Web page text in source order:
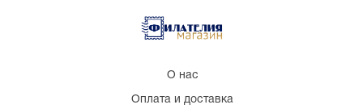
О нас
Оплата и доставка